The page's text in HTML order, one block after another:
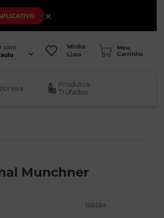
×
para:
Minha
Lista
Produtos
Trufados
Munchner
156584